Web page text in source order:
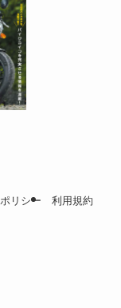
リシー
利用規約